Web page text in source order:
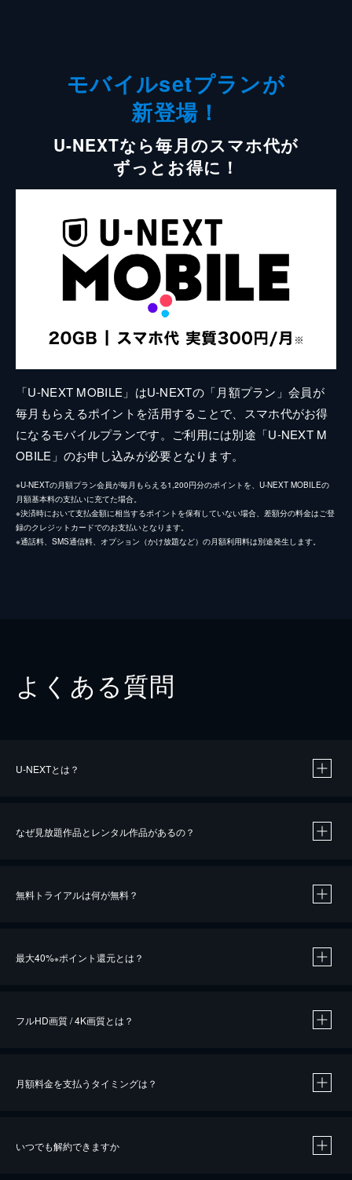
モバイルsetプランが
新登場！
U-NEXTなら毎月のスマホ代が
ずっとお得に！
「U-NEXT MOBILE」はU-NEXTの「月額プラン」会員が
毎月もらえるポイントを活用することで、スマホ代がお得
になるモバイルプランです。ご利用には別途「U-NEXT M
OBILE」のお申し込みが必要となります。
※U-NEXTの月額プラン会員が毎月もらえる1,200円分のポイントを、U-NEXT MOBILEの
月額基本料の支払いに充てた場合。
※決済時において支払金額に相当するポイントを保有していない場合、差額分の料金はご登
録のクレジットカードでのお支払いとなります。
※通話料、SMS通信料、オプション（かけ放題など）の月額利用料は別途発生します。
よくある質問
U-NEXTとは？
なぜ見放題作品とレンタル作品があるの？
無料トライアルは何が無料？
最大40%※ポイント還元とは？
※40％ポイント還元の対象は、クレジットカード決済による作品の購入 / レンタルです。
フルHD画質 / 4K画質とは？
月額料金を支払うタイミングは？
いつでも解約できますか